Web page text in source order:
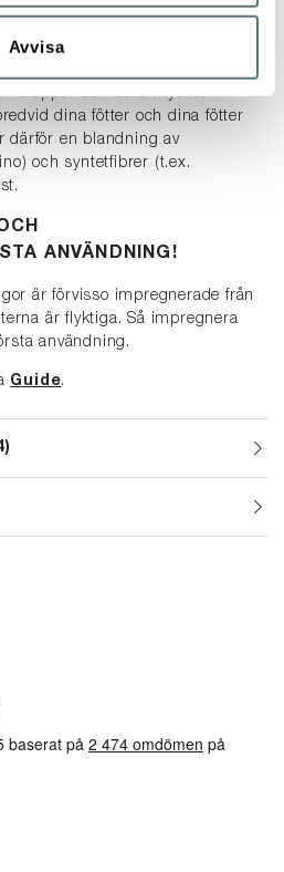
Avvisa
inverkan på den upplevda
släpper den bara mycket
dina fötter och dina fötter
därför en blandning av
och syntetfibrer (t.ex.
ANVÄNDNING!
är förvisso impregnerade från
är flyktiga. Så impregnera
användning.
Guide.